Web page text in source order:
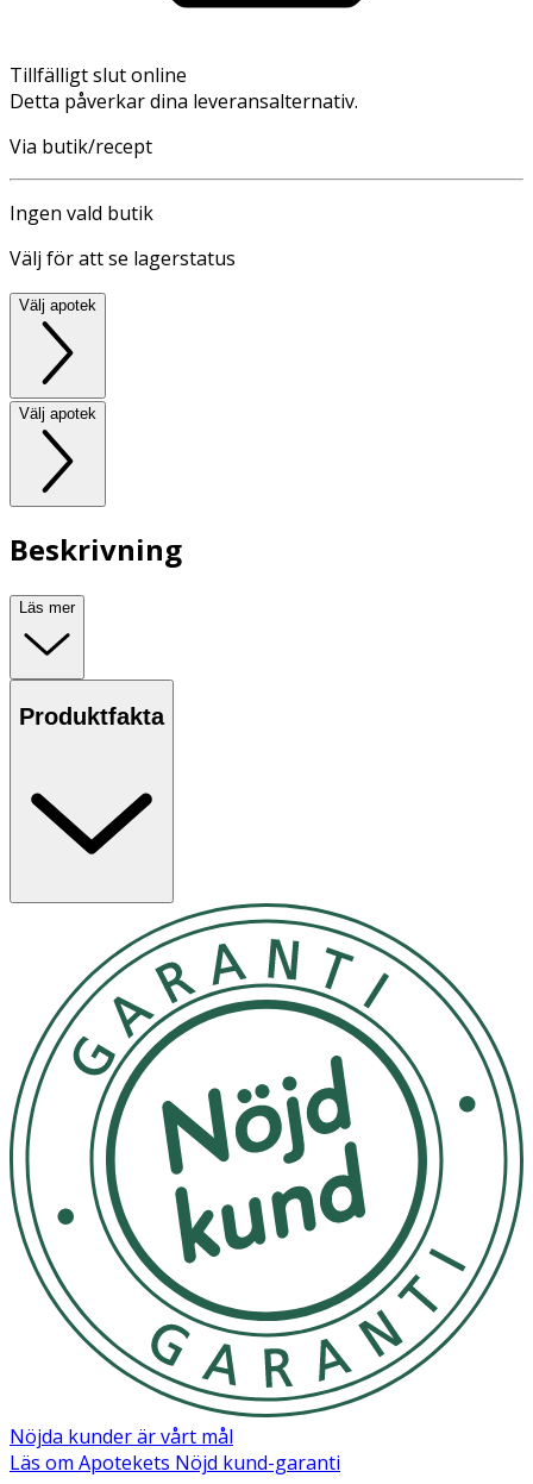
Tillfälligt slut online
Detta påverkar dina leveransalternativ.
Via butik/recept
Ingen vald butik
Välj för att se lagerstatus
Välj apotek
Välj apotek
Beskrivning
Läs mer
Produktfakta
Nöjda kunder är vårt mål
Läs om Apotekets Nöjd kund-garanti